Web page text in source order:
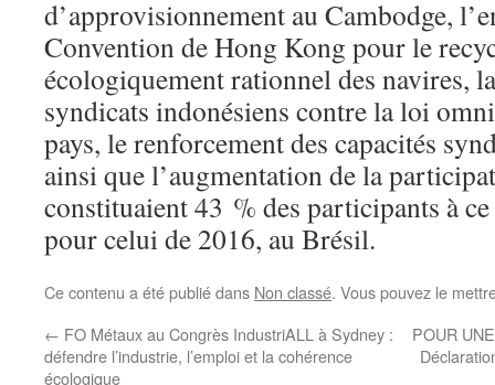
d’approvisionnement au Cambodge,
Convention de Hong Kong pour le
écologiquement rationnel des navires,
syndicats indonésiens contre la loi
pays, le renforcement des capacités
ainsi que l’augmentation de la
constituaient 43 % des participants à
pour celui de 2016, au Brésil.
Ce contenu a été publié dans Non classé. Vous pouvez le
← FO Métaux au Congrès IndustriALL à Sydney :
défendre l’industrie, l’emploi et la cohérence
écologique
POUR